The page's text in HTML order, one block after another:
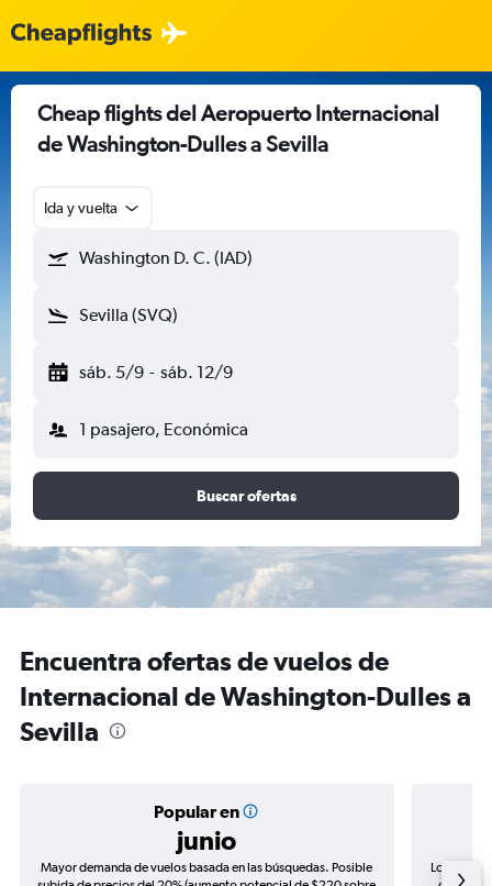
Cheap flights del Aeropuerto Internacional
de Washington-Dulles a Sevilla
Ida y vuelta
Washington D. C. (IAD)
Sevilla (SVQ)
sáb. 5/9 - sáb. 12/9
1 pasajero, Económica
Buscar ofertas
Encuentra ofertas de vuelos de
Internacional de Washington-Dulles a
Sevilla
Popular en
junio
Mayor demanda de vuelos basada en las búsquedas. Posible
Los